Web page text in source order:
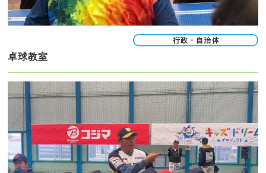
行政・自治体
卓球教室